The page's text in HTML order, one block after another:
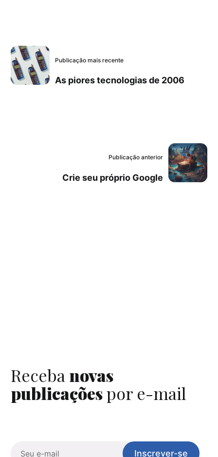
Publicação mais recente
As piores tecnologias de 2006
Publicação anterior
Crie seu próprio Google
Recebanovas
publicaçõespor e-mail
Inscrever-se